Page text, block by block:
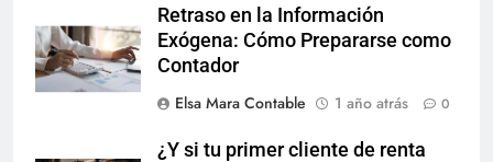
Retraso en la Información
Exógena: Cómo Prepararse como
Contador
Elsa Mara Contable
1 año atrás 0
¿Y si tu primer cliente de renta